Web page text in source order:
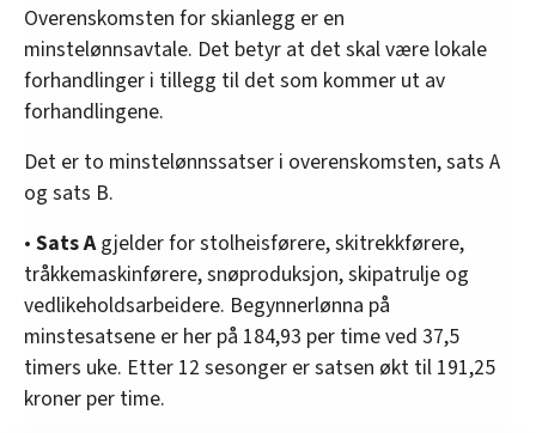
Overenskomsten for skianlegg er en
minstelønnsavtale. Det betyr at det skal være lokale
forhandlinger i tillegg til det som kommer ut av
forhandlingene.
Det er to minstelønnssatser i overenskomsten, sats A
og sats B.
• Sats Agjelder for stolheisførere, skitrekkførere,
tråkkemaskinførere, snøproduksjon, skipatrulje og
vedlikeholdsarbeidere. Begynnerlønna på
minstesatsene er her på 184,93 per time ved 37,5
timers uke. Etter 12 sesonger er satsen økt til 191,25
kroner per time.